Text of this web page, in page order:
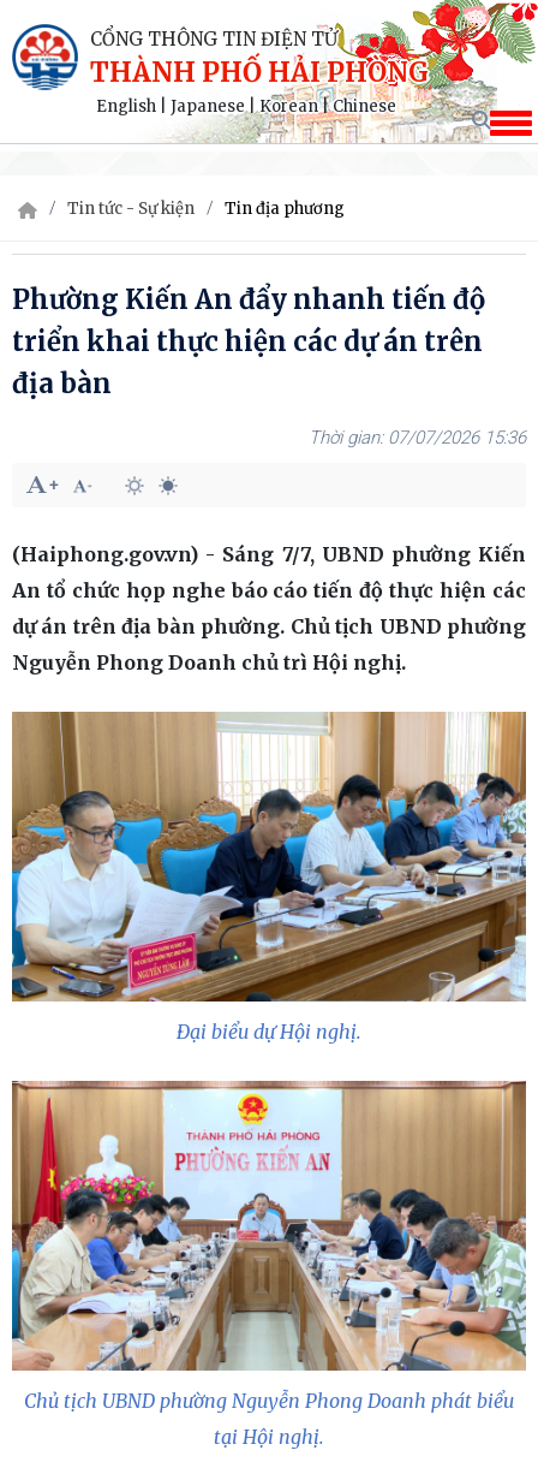
CỔNG THÔNG TIN ĐIỆN TỬ
THÀNH PHỐ HẢI PHÒNG
English Japanese|Korean|Chinese
Tin tức - Sự kiện Tin địa phương
Phường Kiến An đẩy nhanh tiến độ
triển khai thực hiện các dự án trên
địa bàn
07/07/2026 15:36
(Haiphong.gov.vn) - Sáng 7/7, UBND phường Kiến
An tổ chức họp nghe báo cáo tiến độ thực hiện các
dự án trên địa bàn phường. Chủ tịch UBND phường
Nguyễn Phong Doanh chủ trì Hội nghị.
Đại biểu dự Hội nghị.
Chủ tịch UBND phường Nguyễn Phong Doanh phát biểu
tại Hội nghị.